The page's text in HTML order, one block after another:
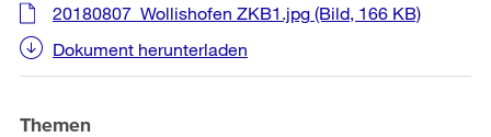
20180807_Wollishofen ZKB1.jpg (Bild, 166 KB)
Dokument herunterladen
Themen